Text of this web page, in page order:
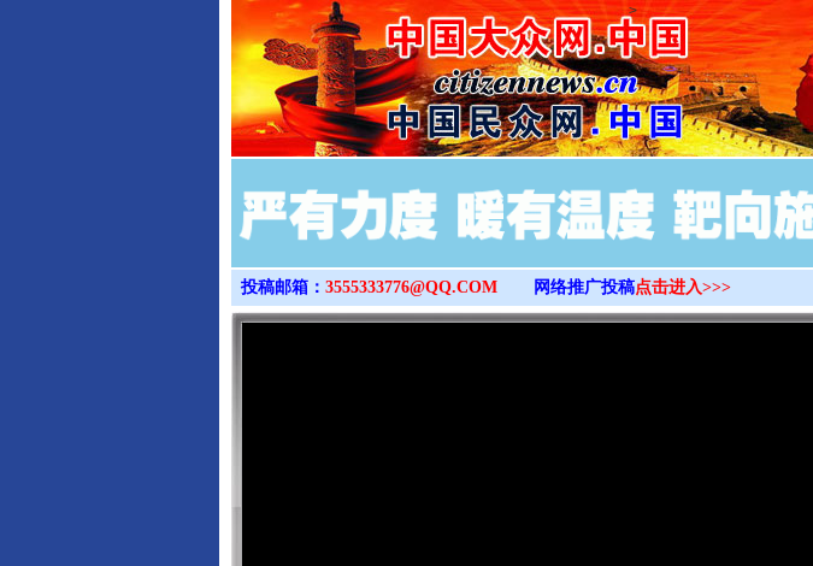
>
投稿邮箱： 3555333776@QQ.COM 网络推广投稿点击进入>>>